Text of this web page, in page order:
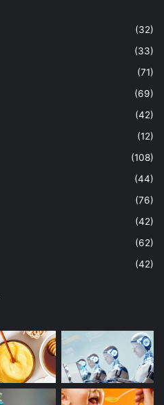
(32)
(33)
(71)
(69)
(42)
(12)
(108)
(44)
(76)
(42)
(62)
(42)